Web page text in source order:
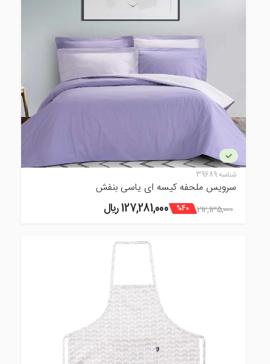
شناسه:39689
سرویس ملحفه کیسه ای یاسی بنفش
212,135,000
%40 127,281,000 ريال